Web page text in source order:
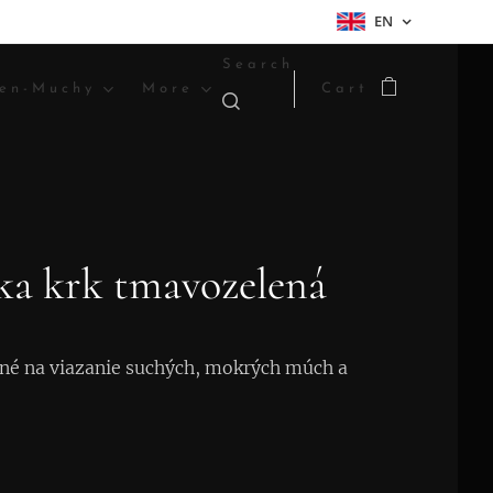
EN
en-Muchy More
Search
Cart
krk tmavozelená
na viazanie suchých, mokrých múch a